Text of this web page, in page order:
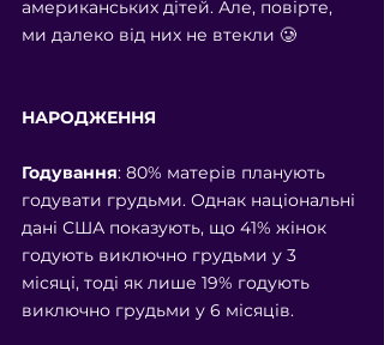
американських дітей. Але, повірте,
ми далеко від них не втекли 🥲
НАРОДЖЕННЯ
Годування: 80% матерів планують
годувати грудьми. Однак національні
дані США показують, що 41% жінок
годують виключно грудьми у 3
місяці, тоді як лише 19% годують
виключно грудьми у 6 місяців.